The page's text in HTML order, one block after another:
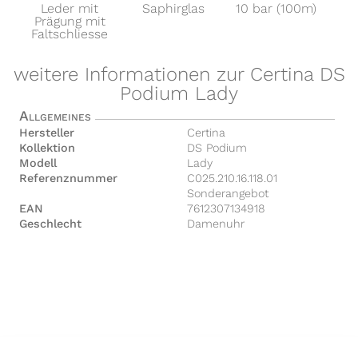
Leder mit
Prägung mit
Faltschliesse
Saphirglas 10 bar (100m)
weitere Informationen zur Certina DS
Podium Lady
Allgemeines
Hersteller
Certina
Kollektion
DS Podium
Modell
Lady
Referenznummer
C025.210.16.118.01
Sonderangebot
EAN
7612307134918
Geschlecht
Damenuhr